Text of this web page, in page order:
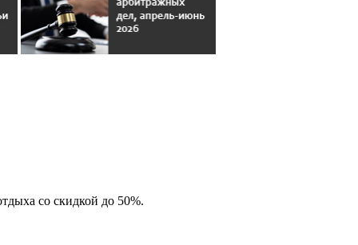
со скидкой до 50%.